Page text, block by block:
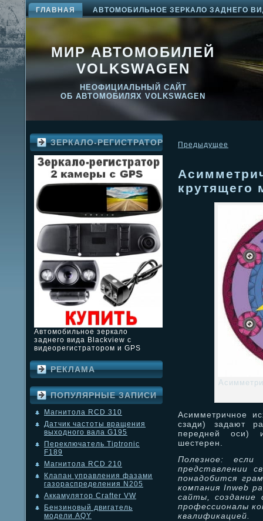
ГЛАВНАЯ АВТОМОБИЛЬНОЕ ЗЕРКАЛО ЗАДНЕГО
МИР АВТОМОБИЛЕЙ
VOLKSWAGEN
НЕОФИЦИАЛЬНЫЙ САЙТ
ОБ АВТОМОБИЛЯХ VOLKSWAGEN
ЗЕРКАЛО-РЕГИСТРАТОР
Автомобильное зеркало
заднего вида Blackview с
видеорегистратором и GPS
РЕКЛАМА
ПОПУЛЯРНЫЕ ЗАПИСИ
Магнитола RCD 310
Датчик частоты вращения
выходного вала G195
Переключатель Tiptronic
F189
Магнитола RCD 210
Клапан управления фазами
газораспределения N205
Аккамулятор Crafter VW
Бензиновый двигатель
модели AQY
Предыдущее
крутящего
Асимметричное
сзади) задают
передней оси)
шестерен.
Полезное:
представлении
понадобится
компания Inweb
сайты,
профессионалы
квалификацией.